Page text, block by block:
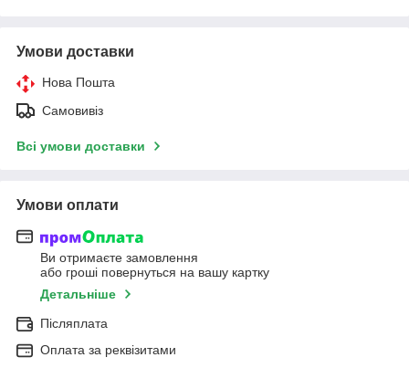
Умови доставки
Нова Пошта
Самовивіз
Всі умови доставки
Умови оплати
Ви отримаєте замовлення
або гроші повернуться на вашу картку
Детальніше
Післяплата
Оплата за реквізитами